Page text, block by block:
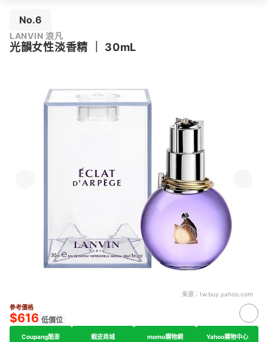
No.6
LANVIN 浪凡
光韻女性淡香精 30mL
來源： tw.buy.yahoo.com
參考價格
$616 低價位
Coupang酷澎 蝦皮商城 momo購物網 Yahoo購物中心